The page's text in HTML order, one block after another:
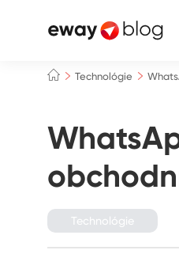
Technológie
Technológie